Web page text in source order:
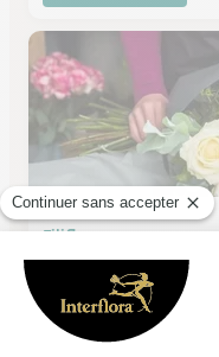
Filiflor
★★★★4.7 (188)
21, rue Nationale